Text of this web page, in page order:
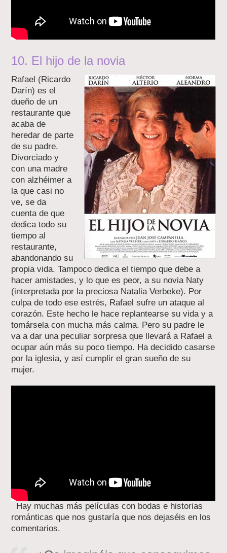
10. El hijo de la novia
Rafael (Ricardo
Darín) es el
dueño de un
restaurante que
acaba de
heredar de parte
de su padre.
Divorciado y
con una madre
con alzhéimer a
la que casi no
ve, se da
cuenta de que
dedica todo su
tiempo al
restaurante,
abandonando su
propia vida. Tampoco dedica el tiempo que debe a
hacer amistades, y lo que es peor, a su novia Naty
(interpretada por la preciosa Natalia Verbeke). Por
culpa de todo ese estrés, Rafael sufre un ataque al
corazón. Este hecho le hace replantearse su vida y a
tomársela con mucha más calma. Pero su padre le
va a dar una peculiar sorpresa que llevará a Rafael a
ocupar aún más su poco tiempo. Ha decidido casarse
por la iglesia, y así cumplir el gran sueño de su
mujer.
Hay muchas más películas con bodas e historias
románticas que nos gustaría que nos dejaséis en los
comentarios.